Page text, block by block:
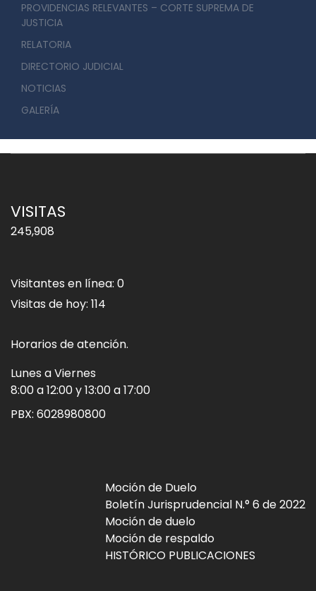
PROVIDENCIAS RELEVANTES – CORTE SUPREMA DE
JUSTICIA
RELATORIA
DIRECTORIO JUDICIAL
NOTICIAS
GALERÍA
VISITAS
245,908
Visitantes en línea: 0
Visitas de hoy: 114
Horarios de atención.
Lunes a Viernes
8:00 a 12:00 y 13:00 a 17:00
PBX: 6028980800
Moción de Duelo
Boletín Jurisprudencial N.° 6 de 2022
Moción de duelo
Moción de respaldo
HISTÓRICO PUBLICACIONES